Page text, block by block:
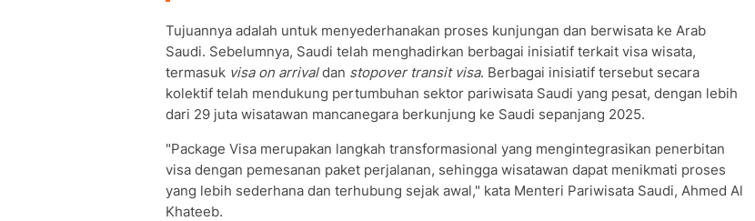
Tujuannya adalah untuk menyederhanakan proses kunjungan dan berwisata ke Arab
Saudi. Sebelumnya, Saudi telah menghadirkan berbagai inisiatif terkait visa wisata,
termasuk visa on arrivaldan stopover transit visa. Berbagai inisiatif tersebut secara
kolektif telah mendukung pertumbuhan sektor pariwisata Saudi yang pesat, dengan lebih
dari 29 juta wisatawan mancanegara berkunjung ke Saudi sepanjang 2025.
"Package Visa merupakan langkah transformasional yang mengintegrasikan penerbitan
visa dengan pemesanan paket perjalanan, sehingga wisatawan dapat menikmati proses
yang lebih sederhana dan terhubung sejak awal," kata Menteri Pariwisata Saudi, Ahmed Al
Khateeb.